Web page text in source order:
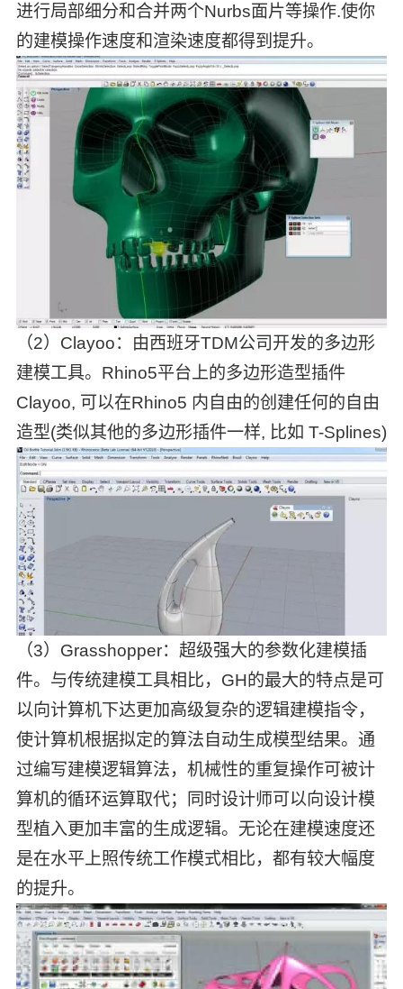
进行局部细分和合并两个Nurbs面片等操作.使你
的建模操作速度和渲染速度都得到提升。
（2）Clayoo：由西班牙TDM公司开发的多边形
建模工具。Rhino5平台上的多边形造型插件
Clayoo, 可以在Rhino5 内自由的创建任何的自由
造型(类似其他的多边形插件一样, 比如 T-Splines)
（3）Grasshopper：超级强大的参数化建模插
件。与传统建模工具相比，GH的最大的特点是可
以向计算机下达更加高级复杂的逻辑建模指令，
使计算机根据拟定的算法自动生成模型结果。通
过编写建模逻辑算法，机械性的重复操作可被计
算机的循环运算取代；同时设计师可以向设计模
型植入更加丰富的生成逻辑。无论在建模速度还
是在水平上照传统工作模式相比，都有较大幅度
的提升。